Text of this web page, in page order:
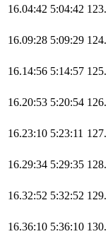
16.04:42 5:04:42 123.
16.09:28 5:09:29 124.
16.14:56 5:14:57 125.
16.20:53 5:20:54 126.
16.23:10 5:23:11 127.
16.29:34 5:29:35 128.
16.32:52 5:32:52 129.
16.36:10 5:36:10 130.